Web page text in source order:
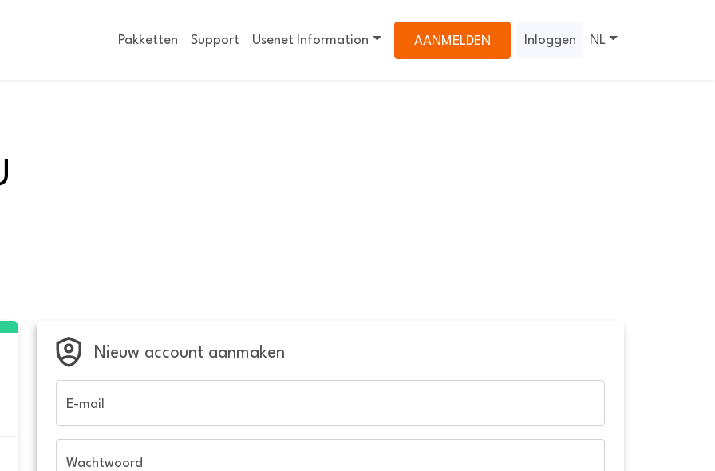
Pakketten Support Usenet Information AANMELDEN Inloggen NL
Nieuw account aanmaken
E-mail
Wachtwoord